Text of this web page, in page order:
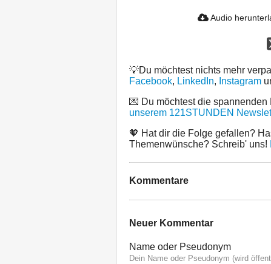
Audio
💡Du möchtest nichts mehr
Facebook, LinkedIn, Instagram
💌 Du möchtest die
unserem 121STUNDEN
🧡 Hat dir die Folge gefallen?
Themenwünsche? Schreib' uns!
Kommentare
Neuer Kommentar
Name oder Pseudonym
Dein Name oder Pseudonym (wird